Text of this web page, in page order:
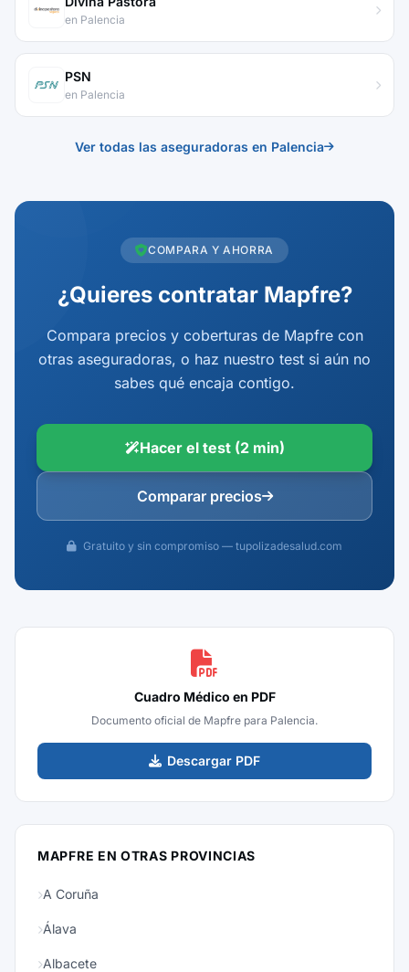
en Palencia
PSN
en Palencia
Ver todas las aseguradoras en Palencia
COMPARA Y AHORRA
¿Quieres contratar Mapfre?
Compara precios y coberturas de Mapfre con
otras aseguradoras, o haz nuestro test si aún no
sabes qué encaja contigo.
Hacer el test (2 min)
Comparar precios
Gratuito y sin compromiso — tupolizadesalud.com
Cuadro Médico en PDF
Documento oficial de Mapfre para Palencia.
Descargar PDF
MAPFRE EN OTRAS PROVINCIAS
A Coruña
Álava
Albacete